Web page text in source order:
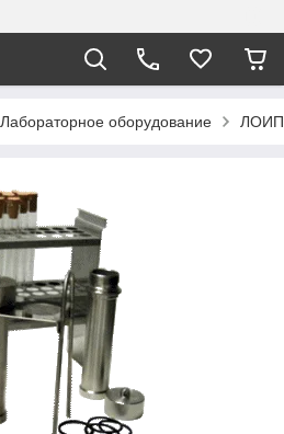
Лабораторное оборудование ЛОИП